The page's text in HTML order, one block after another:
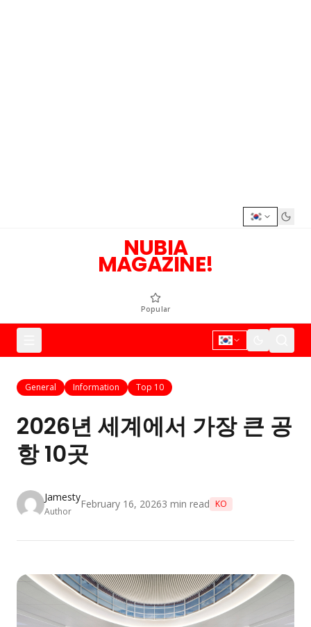
NUBIA
MAGAZINE!
Popular
General Information Top 10
2026년 세계에서 가장 큰 공
항 10곳
Jamesty
Author
February 16, 20263 min read KO